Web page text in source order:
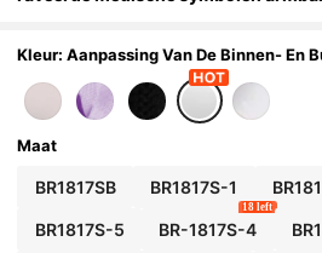
cadeau, modieus, casual, stijlvol,
aal cadeau voor haar, vriend(in),
personaliseerde
Kleur: Aanpassing Van De Binnen- En
Maat
BR1817SB BR1817S-1
BR1817S-5 BR-1817S-4
18 left